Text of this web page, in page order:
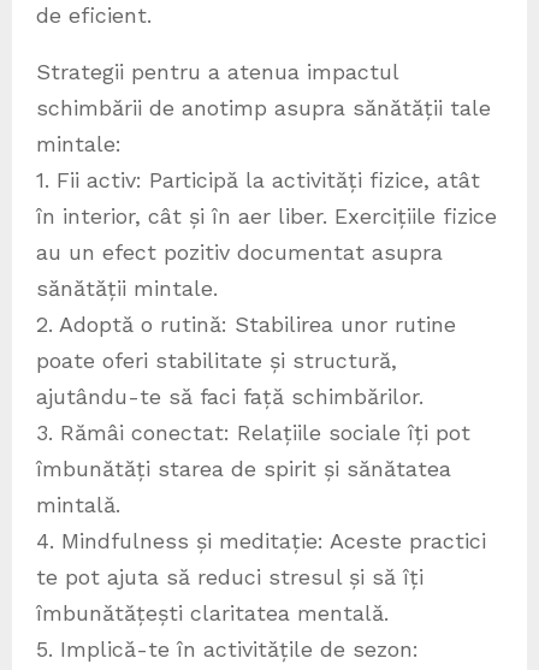
de eficient.
Strategii pentru a atenua impactul
schimbării de anotimp asupra sănătății tale
mintale:
1. Fii activ: Participă la activități fizice, atât
în interior, cât și în aer liber. Exercițiile fizice
au un efect pozitiv documentat asupra
sănătății mintale.
2. Adoptă o rutină: Stabilirea unor rutine
poate oferi stabilitate și structură,
ajutându-te să faci față schimbărilor.
3. Rămâi conectat: Relațiile sociale îți pot
îmbunătăți starea de spirit și sănătatea
mintală.
4. Mindfulness și meditație: Aceste practici
te pot ajuta să reduci stresul și să îți
îmbunătățești claritatea mentală.
5. Implică-te în activitățile de sezon: